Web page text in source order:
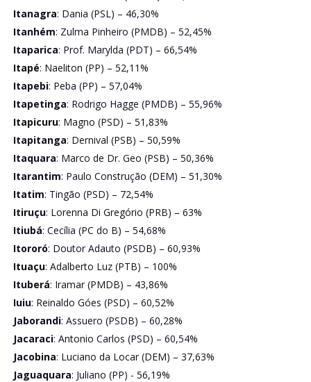
Itanagra: Dania (PSL) – 46,30%
Itanhém: Zulma Pinheiro (PMDB) – 52,45%
Itaparica: Prof. Marylda (PDT) – 66,54%
Itapé: Naeliton (PP) – 52,11%
Itapebi: Peba (PP) – 57,04%
Itapetinga: Rodrigo Hagge (PMDB) – 55,96%
Itapicuru: Magno (PSD) – 51,83%
Itapitanga: Dernival (PSB) – 50,59%
Itaquara: Marco de Dr. Geo (PSB) – 50,36%
Itarantim: Paulo Construção (DEM) – 51,30%
Itatim: Tingão (PSD) – 72,54%
Itiruçu: Lorenna Di Gregório (PRB) – 63%
Itiubá: Cecília (PC do B) – 54,68%
Itororó: Doutor Adauto (PSDB) – 60,93%
Ituaçu: Adalberto Luz (PTB) – 100%
Ituberá: Iramar (PMDB) – 43,86%
Iuiu: Reinaldo Góes (PSD) – 60,52%
Jaborandi: Assuero (PSDB) – 60,28%
Jacaraci: Antonio Carlos (PSD) – 60,54%
Jacobina: Luciano da Locar (DEM) – 37,63%
Jaguaquara: Juliano (PP) - 56,19%